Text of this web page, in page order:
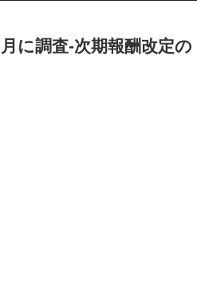
に調査-次期報酬改定の